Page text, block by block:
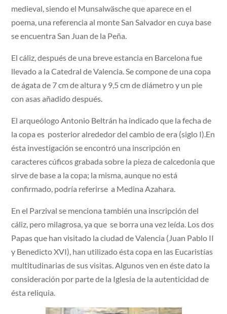
medieval, siendo el Munsalwäsche que aparece en el
poema, una referencia al monte San Salvador en cuya base
se encuentra San Juan de la Peña.
El cáliz, después de una breve estancia en Barcelona fue
llevado a la Catedral de Valencia. Se compone de una copa
de ágata de 7 cm de altura y 9,5 cm de diámetro y un pie
con asas añadido después.
El arqueólogo Antonio Beltrán ha indicado que la fecha de
la copa es posterior alrededor del cambio de era (siglo I).En
ésta investigación se encontró una inscripción en
caracteres cúficos grabada sobre la pieza de calcedonia que
sirve de base a la copa; la misma, aunque no está
confirmado, podría referirse a Medina Azahara.
En el Parzival se menciona también una inscripción del
cáliz, pero milagrosa, ya que se borra una vez leída. Los dos
Papas que han visitado la ciudad de Valencia (Juan Pablo II
y Benedicto XVI), han utilizado ésta copa en las Eucaristías
multitudinarias de sus visitas. Algunos ven en éste dato la
consideración por parte de la Iglesia de la autenticidad de
ésta reliquia.